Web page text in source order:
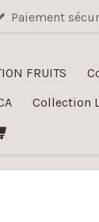
Paiement
FRUITS
Collection